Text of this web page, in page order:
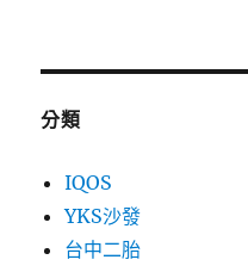
分類
IQOS
YKS沙發
台中二胎